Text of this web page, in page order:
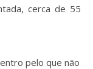
cerca de 55
pelo que não